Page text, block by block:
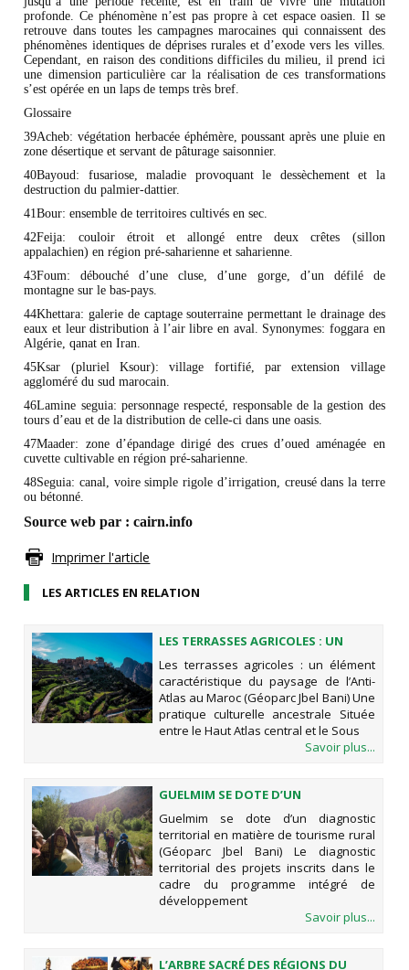
profonde. Ce phénomène n’est pas propre à cet espace oasien. Il se
retrouve dans toutes les campagnes marocaines qui connaissent des
phénomènes identiques de déprises rurales et d’exode vers les villes.
Cependant, en raison des conditions difficiles du milieu, il prend ici
une dimension particulière car la réalisation de ces transformations
s’est opérée en un laps de temps très bref.
Glossaire
39Acheb: végétation herbacée éphémère, poussant après une pluie en
zone désertique et servant de pâturage saisonnier.
40Bayoud: fusariose, maladie provoquant le dessèchement et la
destruction du palmier-dattier.
41Bour: ensemble de territoires cultivés en sec.
42Feija: couloir étroit et allongé entre deux crêtes (sillon
appalachien) en région pré-saharienne et saharienne.
43Foum: débouché d’une cluse, d’une gorge, d’un défilé de
montagne sur le bas-pays.
44Khettara: galerie de captage souterraine permettant le drainage des
eaux et leur distribution à l’air libre en aval. Synonymes: foggara en
Algérie, qanat en Iran.
45Ksar (pluriel Ksour): village fortifié, par extension village
aggloméré du sud marocain.
46Lamine seguia: personnage respecté, responsable de la gestion des
tours d’eau et de la distribution de celle-ci dans une oasis.
47Maader: zone d’épandage dirigé des crues d’oued aménagée en
cuvette cultivable en région pré-saharienne.
48Seguia: canal, voire simple rigole d’irrigation, creusé dans la terre
ou bétonné.
Source web par : cairn.info
Imprimer l'article
LES ARTICLES EN RELATION
LES TERRASSES AGRICOLES : UN
ÉLÉMENT CARACTÉRISTIQUE DU
PAYSAGE DE L’ANTI-ATLAS AU
MAROC (GÉOPARC JBEL BANI)
Les terrasses agricoles : un élément
caractéristique du paysage de l’Anti-
Atlas au Maroc (Géoparc Jbel Bani) Une
pratique culturelle ancestrale Située
entre le Haut Atlas central et le Sous
Savoir plus...
GUELMIM SE DOTE D’UN
DIAGNOSTIC TERRITORIAL EN
MATIÈRE DE TOURISME RURAL
(GÉOPARC JBEL BANI)
Guelmim se dote d’un diagnostic
territorial en matière de tourisme rural
(Géoparc Jbel Bani) Le diagnostic
territorial des projets inscrits dans le
cadre du programme intégré de
développement
Savoir plus...
L’ARBRE SACRÉ DES RÉGIONS DU